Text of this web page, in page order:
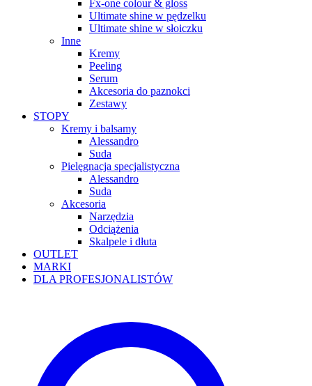
Fx-one colour & gloss
Ultimate shine w pędzelku
Ultimate shine w słoiczku
Inne
Kremy
Peeling
Serum
Akcesoria do paznokci
Zestawy
STOPY
Kremy i balsamy
Alessandro
Suda
Pielęgnacja specjalistyczna
Alessandro
Suda
Akcesoria
Narzędzia
Odciążenia
Skalpele i dłuta
OUTLET
MARKI
DLA PROFESJONALISTÓW